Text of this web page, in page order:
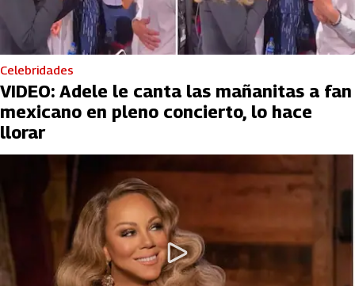
Celebridades
VIDEO: Adele le canta las mañanitas a fan
mexicano en pleno concierto, lo hace
llorar